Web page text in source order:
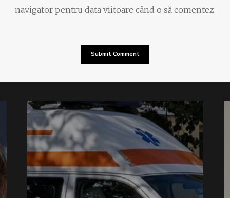
navigator pentru data viitoare când o să comentez.